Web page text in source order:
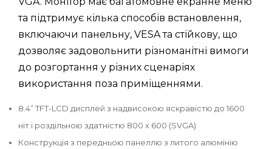
та підтримує кілька способів встановлення,
включаючи панельну, VESA та стійкову, що
дозволяє задовольнити різноманітні вимоги
до розгортання у різних сценаріях
використання поза приміщеннями.
8.4” TFT-LCD дисплей з надвисокою яскравістю до 1600
ніт і роздільною здатністю 800 x 600 (SVGA)
Конструкція з передньою панеллю з литого алюмінію